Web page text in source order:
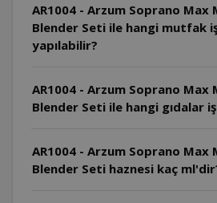
AR1004 - Arzum Soprano Max
Blender Seti ile hangi mutfak
yapılabilir?
AR1004 - Arzum Soprano Max
Blender Seti ile hangi gıdalar
AR1004 - Arzum Soprano Max
Blender Seti haznesi kaç